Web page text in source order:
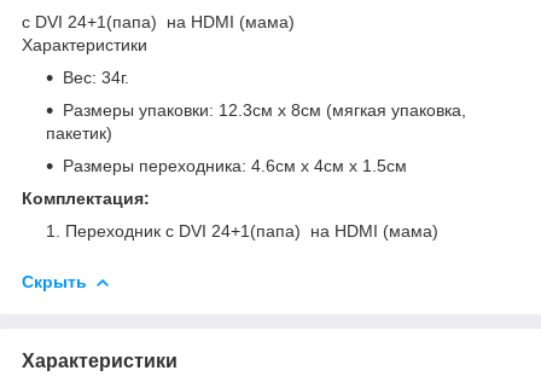
с DVI 24+1(папа) на HDMI (мама)
Характеристики
Вес: 34г.
Размеры упаковки: 12.3см х 8см (мягкая упаковка,
пакетик)
Размеры переходника: 4.6см х 4см х 1.5см
Комплектация:
Переходник с DVI 24+1(папа) на HDMI (мама)
Скрыть
Характеристики